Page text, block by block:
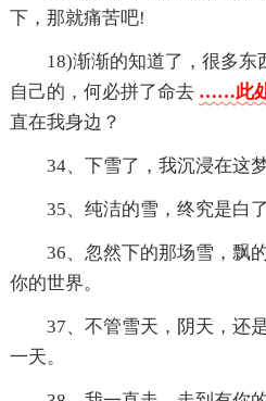
下，那就痛苦吧!
18)渐渐的知道了，很多
自己的，何必拼了命去 ……此
直在我身边？
34、下雪了，我沉浸在这
35、纯洁的雪，终究是白
36、忽然下的那场雪，飘
你的世界。
37、不管雪天，阴天，还
一天。